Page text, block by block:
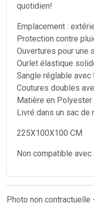
quotidien!
Emplacement :
Protection contre
Ouvertures pour une
Ourlet élastique
Sangle réglable avec
Coutures doubles
Matière en Polyester
Livré dans un sac de
225X100X100 CM
Non compatible
Photo non contractuelle